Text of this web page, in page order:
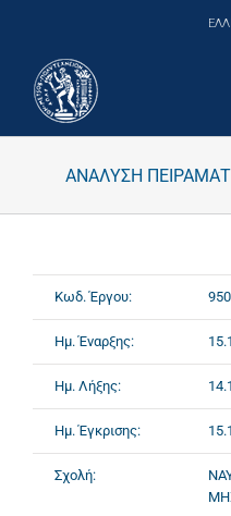
ΑΝΑΛΥΣΗ
Κωδ. Έργου:
Ημ. Έναρξης:
Ημ. Λήξης:
Ημ. Έγκρισης:
Σχολή: